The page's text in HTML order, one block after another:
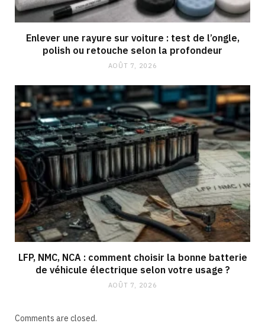
Enlever une rayure sur voiture : test de l’ongle,
polish ou retouche selon la profondeur
AOÛT 7, 2026
LFP, NMC, NCA : comment choisir la bonne batterie
de véhicule électrique selon votre usage ?
AOÛT 7, 2026
Comments are closed.